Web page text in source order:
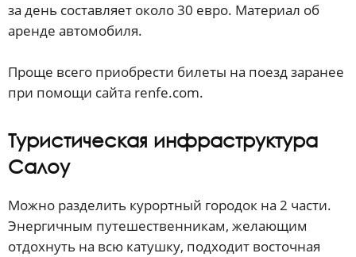
за день составляет около 30 евро. Материал об
аренде автомобиля.
Проще всего приобрести билеты на поезд заранее
при помощи сайта renfe.com.
Туристическая инфраструктура
Салоу
Можно разделить курортный городок на 2 части.
Энергичным путешественникам, желающим
отдохнуть на всю катушку, подходит восточная